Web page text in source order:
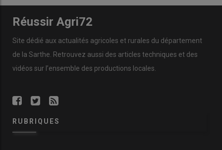
Réussir Agri72
Site dédié aux actualités agricoles et rurales du département
de la Sarthe. Retrouvez aussi des articles techniques et des
vidéos sur l’ensemble des productions locales.
RUBRIQUES